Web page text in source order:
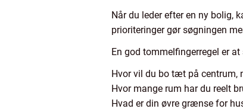
Når du leder efter en ny bolig,
prioriteringer gør søgningen
En god tommelfingerregel er
Hvor vil du bo tæt på centrum,
Hvor mange rum har du reelt
Hvad er din øvre grænse for